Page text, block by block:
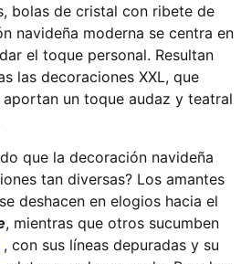
bolas de cristal con ribete de
navideña moderna se centra en
el toque personal. Resultan
las decoraciones XXL, que
un toque audaz y teatral
que la decoración navideña
tan diversas? Los amantes
deshacen en elogios hacia el
, mientras que otros sucumben
, con sus líneas depuradas y su